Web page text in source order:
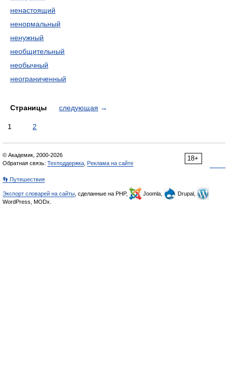
ненастоящий
ненормальный
ненужный
необщительный
необычный
неограниченный
Страницы следующая →
1 2
18+
© Академик, 2000-2026
Обратная связь: Техподдержка Реклама на сайте
👣 Путешествия
Экспорт словарей на сайты , сделанные на PHP, Joomla,
Drupal,
WordPress, MODx.